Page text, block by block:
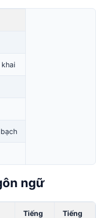
khai
ngữ
Tiếng
Tiếng